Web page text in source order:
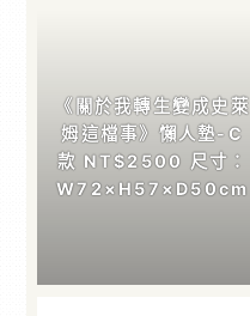
《關於我轉生變成史萊
姆這檔事》懶人墊-C
款 NT$2500 尺寸：
W72×H57×D50cm